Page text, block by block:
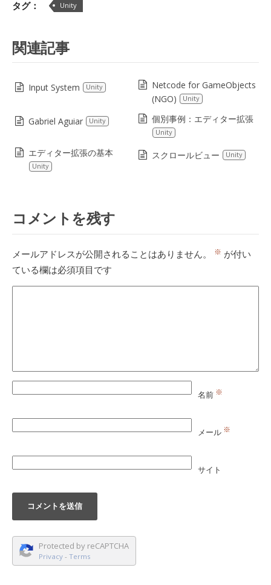
タグ： Unity
関連記事
Input System Unity
Netcode for GameObjects
(NGO)
Unity
Gabriel Aguiar Unity 個別事例：エディター拡張
Unity
エディター拡張の基本
Unity
スクロールビュー Unity
コメントを残す
メールアドレスが公開されることはありません。 ※ が付い
ている欄は必須項目です
名前 ※
メール ※
サイト
Protected by reCAPTCHA
Privacy - Terms